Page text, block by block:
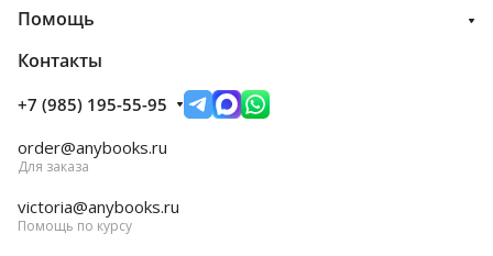
Помощь
Контакты
+7 (985) 195-55-95
order@anybooks.ru
Для заказа
victoria@anybooks.ru
Помощь по курсу